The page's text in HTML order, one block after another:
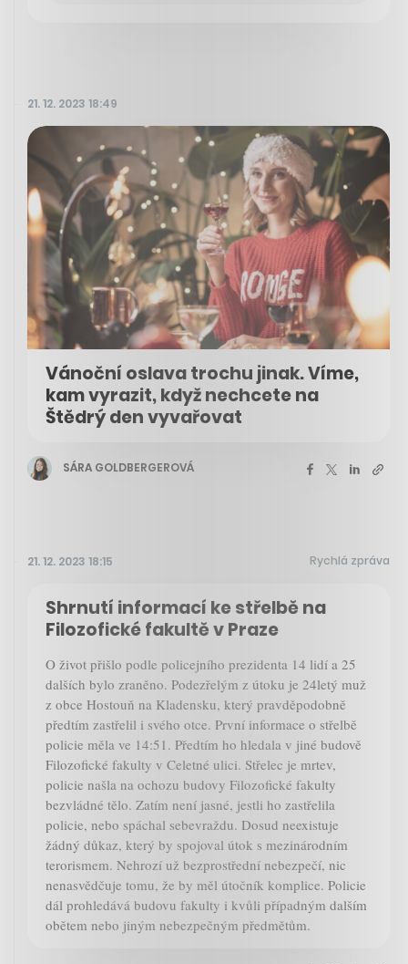
21. 12. 2023 18:49
Vánoční oslava trochu jinak. Víme,
kam vyrazit, když nechcete na
Štědrý den vyvařovat
SÁRA GOLDBERGEROVÁ
21. 12. 2023 18:15 Rychlá zpráva
Shrnutí informací ke střelbě na
Filozofické fakultě v Praze
O život přišlo podle policejního prezidenta 14 lidí a 25
dalších bylo zraněno. Podezřelým z útoku je 24letý muž
z obce Hostouň na Kladensku, který pravděpodobně
předtím zastřelil i svého otce. První informace o střelbě
policie měla ve 14:51. Předtím ho hledala v jiné budově
Filozofické fakulty v Celetné ulici. Střelec je mrtev,
policie našla na ochozu budovy Filozofické fakulty
bezvládné tělo. Zatím není jasné, jestli ho zastřelila
policie, nebo spáchal sebevraždu. Dosud neexistuje
žádný důkaz, který by spojoval útok s mezinárodním
terorismem. Nehrozí už bezprostřední nebezpečí, nic
nenasvědčuje tomu, že by měl útočník komplice. Policie
dál prohledává budovu fakulty i kvůli případným dalším
obětem nebo jiným nebezpečným předmětům.